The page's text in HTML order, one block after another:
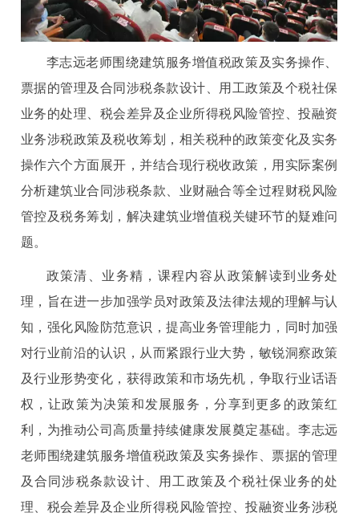
李志远老师围绕建筑服务增值税政策及实务操作、
票据的管理及合同涉税条款设计、用工政策及个税社保
业务的处理、税会差异及企业所得税风险管控、投融资
业务涉税政策及税收筹划，相关税种的政策变化及实务
操作六个方面展开，并结合现行税收政策，用实际案例
分析建筑业合同涉税条款、业财融合等全过程财税风险
管控及税务筹划，解决建筑业增值税关键环节的疑难问
题。
政策清、业务精，课程内容从政策解读到业务处
理，旨在进一步加强学员对政策及法律法规的理解与认
知，强化风险防范意识，提高业务管理能力，同时加强
对行业前沿的认识，从而紧跟行业大势，敏锐洞察政策
及行业形势变化，获得政策和市场先机，争取行业话语
权，让政策为决策和发展服务，分享到更多的政策红
利，为推动公司高质量持续健康发展奠定基础。李志远
老师围绕建筑服务增值税政策及实务操作、票据的管理
及合同涉税条款设计、用工政策及个税社保业务的处
理、税会差异及企业所得税风险管控、投融资业务涉税